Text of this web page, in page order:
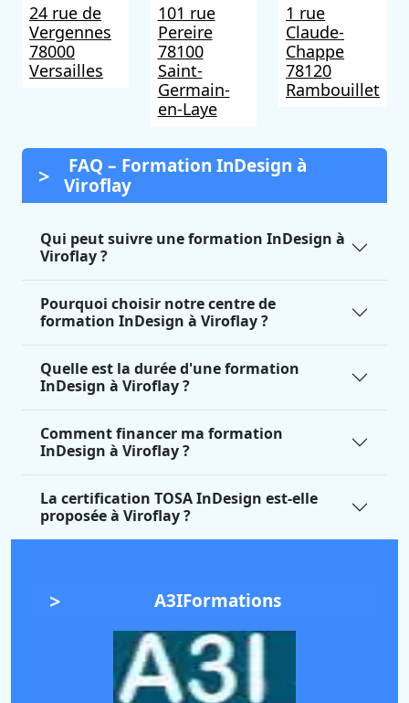
24 rue de
Vergennes
78000
Versailles
101 rue
Pereire
78100
Saint-
Germain-
en-Laye
1 rue
Claude-
Chappe
78120
Rambouillet
FAQ – Formation InDesign à
Viroflay
Qui peut suivre une formation InDesign à
Viroflay ?
Pourquoi choisir notre centre de
formation InDesign à Viroflay ?
Quelle est la durée d'une formation
InDesign à Viroflay ?
Comment financer ma formation
InDesign à Viroflay ?
La certification TOSA InDesign est-elle
proposée à Viroflay ?
A3IFormations